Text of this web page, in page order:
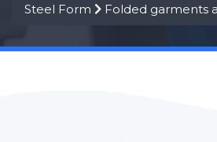
Steel Form Folded garments